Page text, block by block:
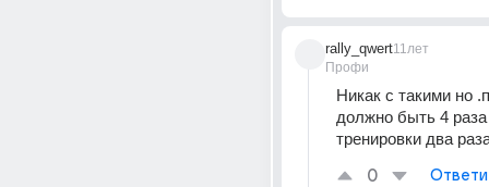
rally_qwert
Профи
11лет
Никак с такими но
должно быть 4
тренировки два
0